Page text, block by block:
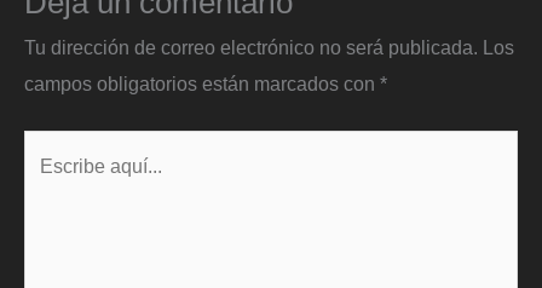
Tu dirección de correo electrónico no será publicada. Los
campos obligatorios están marcados con *